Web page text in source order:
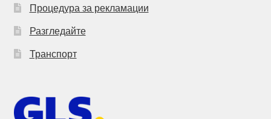
Процедура за рекламации
Разгледайте
Транспорт